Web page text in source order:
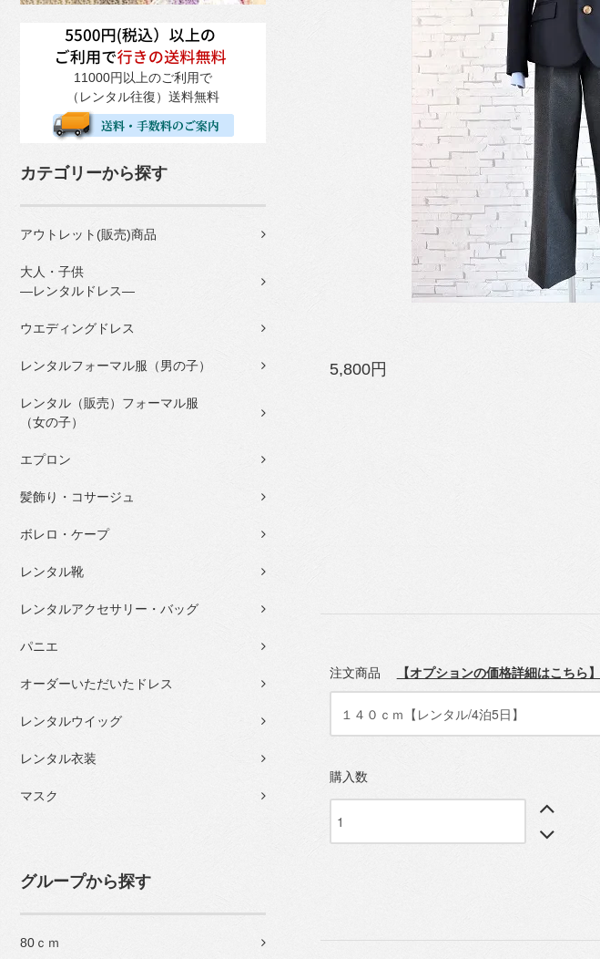
11000円以上のご利用で
（レンタル往復）送料無料
カテゴリーから探す
アウトレット(販売)商品
大人・子供
―レンタルドレス―
ウエディングドレス
レンタルフォーマル服（男の子）
レンタル（販売）フォーマル服
（女の子）
エプロン
髪飾り・コサージュ
ボレロ・ケープ
レンタル靴
レンタルアクセサリー・バッグ
パニエ
オーダーいただいたドレス
レンタルウイッグ
レンタル衣装
マスク
グループから探す
80ｃｍ
5,800円
注文商品 【オプションの価格詳細はこちら】
購入数